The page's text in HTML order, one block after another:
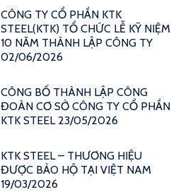
CÔNG TY CỔ PHẦN KTK
STEEL(KTK) TỔ CHỨC LỄ KỸ NIỆM
10 NĂM THÀNH LẬP CÔNG TY
02/06/2026
CÔNG BỐ THÀNH LẬP CÔNG
ĐOÀN CƠ SỞ CÔNG TY CỔ PHẦN
KTK STEEL 23/05/2026
KTK STEEL – THƯƠNG HIỆU
ĐƯỢC BẢO HỘ TẠI VIỆT NAM
19/03/2026